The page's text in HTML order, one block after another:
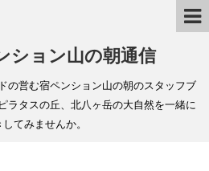
ション山の朝通信
の営む宿ペンション山の朝のスタッフブ
ラタスの丘、北八ヶ岳の大自然を一緒に
てみませんか。